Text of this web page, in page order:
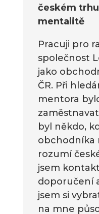
českém
mentalitě
Pracuji pro
společnost
jako
ČR. Při
mentora
byl někdo,
obchodníka
rozumí
jsem
doporučení
jsem si
na mne